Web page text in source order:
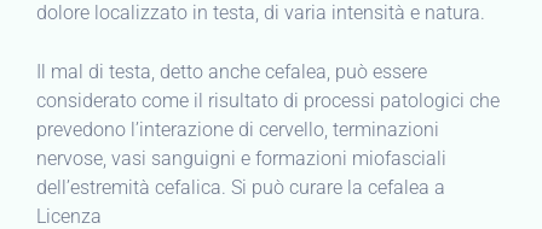
dolore localizzato in testa, di varia intensità e natura.
Il mal di testa, detto anche cefalea, può essere
considerato come il risultato di processi patologici che
prevedono l’interazione di cervello, terminazioni
nervose, vasi sanguigni e formazioni miofasciali
dell’estremità cefalica. Si può curare la cefalea a
Licenza